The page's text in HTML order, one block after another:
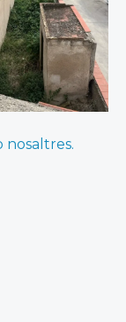
nosaltres.